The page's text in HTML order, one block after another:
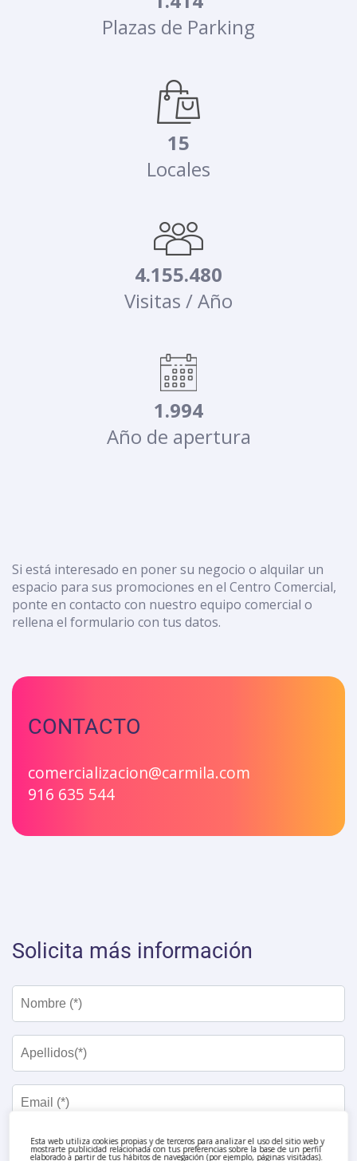
Esta web utiliza cookies propias y de terceros para analizar el uso del sitio web y
mostrarte publicidad relacionada con tus preferencias sobre la base de un perfil
elaborado a partir de tus hábitos de navegación (por ejemplo, páginas visitadas).
Plazas de Parking
15
Locales
4.155.480
Visitas / Año
1.994
Año de apertura
Si está interesado en poner su negocio o alquilar un
espacio para sus promociones en el Centro Comercial,
ponte en contacto con nuestro equipo comercial o
rellena el formulario con tus datos.
CONTACTO
comercializacion@carmila.com
916 635 544
Solicita más información